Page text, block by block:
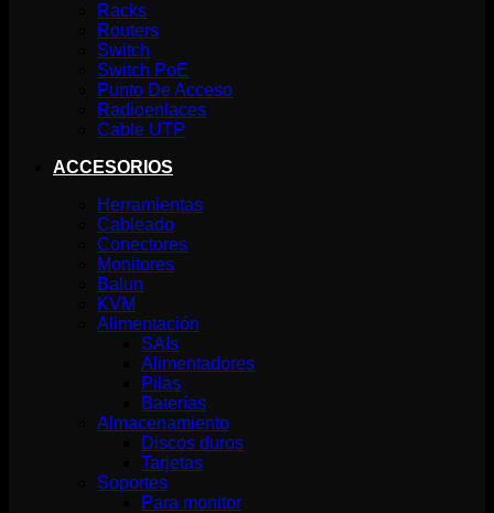
Racks
Routers
Switch
Switch PoE
Punto De Acceso
Radioenlaces
Cable UTP
ACCESORIOS
Herramientas
Cableado
Conectores
Monitores
Balun
KVM
Alimentación
SAIs
Alimentadores
Pilas
Baterías
Almacenamiento
Discos duros
Tarjetas
Soportes
Para monitor